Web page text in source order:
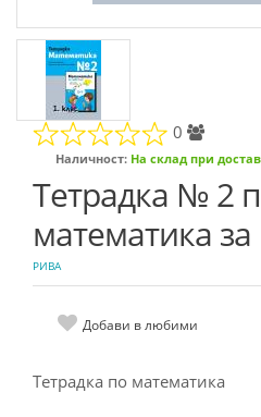
0
Наличност: На склад при
Тетрадка № 2
математика за
РИВА
Добави в любими
Тетрадка по математика